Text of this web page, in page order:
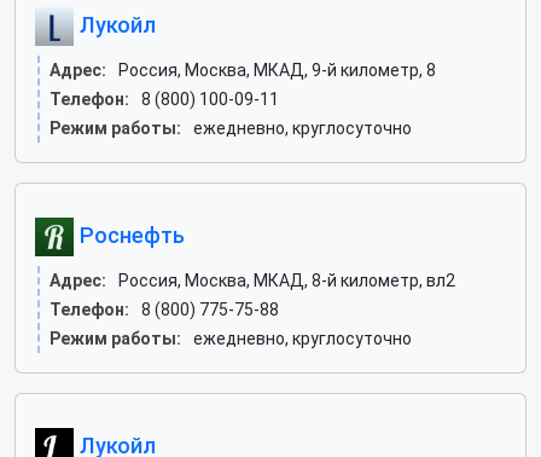
Лукойл
Адрес:
Россия, Москва, МКАД, 9-й километр, 8
Телефон:
8 (800) 100-09-11
Режим работы:
ежедневно, круглосуточно
Роснефть
Адрес:
Россия, Москва, МКАД, 8-й километр, вл2
Телефон:
8 (800) 775-75-88
Режим работы:
ежедневно, круглосуточно
Лукойл